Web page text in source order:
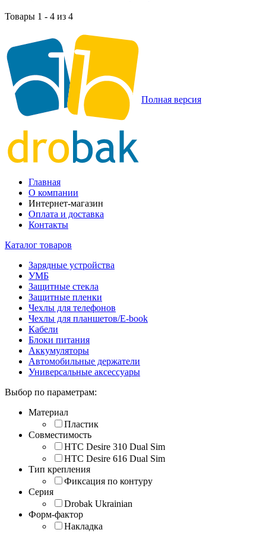
Товары 1 - 4 из 4
Полная версия
Главная
О компании
Интернет-магазин
Оплата и доставка
Контакты
Каталог товаров
Зарядные устройства
УМБ
Защитные стекла
Защитные пленки
Чехлы для телефонов
Чехлы для планшетов/E-book
Кабели
Блоки питания
Аккумуляторы
Автомобильные держатели
Универсальные аксессуары
Выбор по параметрам:
Материал
Пластик
Совместимость
HTC Desire 310 Dual Sim
HTC Desire 616 Dual Sim
Тип крепления
Фиксация по контуру
Серия
Drobak Ukrainian
Форм-фактор
Накладка